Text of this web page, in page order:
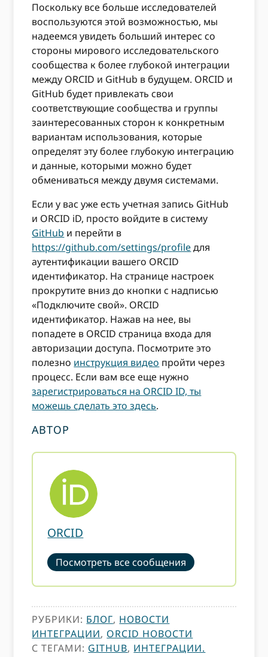
Поскольку все больше исследователей
воспользуются этой возможностью, мы
надеемся увидеть больший интерес со
стороны мирового исследовательского
сообщества к более глубокой интеграции
между ORCID и GitHub в будущем. ORCID и
GitHub будет привлекать свои
соответствующие сообщества и группы
заинтересованных сторон к конкретным
вариантам использования, которые
определят эту более глубокую интеграцию
и данные, которыми можно будет
обмениваться между двумя системами.
Если у вас уже есть учетная запись GitHub
и ORCID iD, просто войдите в систему
GitHub и перейти в
https://github.com/settings/profileдля
аутентификации вашего ORCID
идентификатор. На странице настроек
прокрутите вниз до кнопки с надписью
«Подключите свой». ORCID
идентификатор. Нажав на нее, вы
попадете в ORCID страница входа для
авторизации доступа. Посмотрите это
полезно инструкция видео пройти через
процесс. Если вам все еще нужно
зарегистрироваться на ORCID ID, ты
можешь сделать это здесь.
АВТОР
ORCID
Посмотреть все сообщения
РУБРИКИ: БЛОГ, НОВОСТИ
ИНТЕГРАЦИИ, ORCID НОВОСТИ
С ТЕГАМИ: GITHUB, ИНТЕГРАЦИИ.